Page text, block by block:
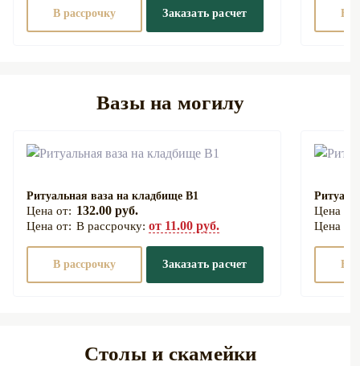
В рассрочку Заказать расчет В
Вазы на могилу
Ритуальная ваза на кладбище В1
132.00 руб.
В рассрочку: от 11.00 руб.
В рассрочку Заказать расчет В
Столы и скамейки